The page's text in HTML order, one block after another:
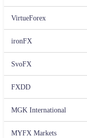
VirtueForex
ironFX
SvoFX
FXDD
MGK International
MYFX Markets